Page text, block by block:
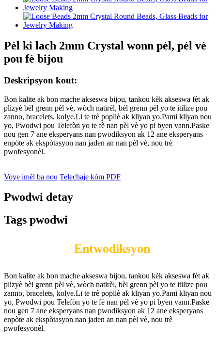
Pèl ki lach 2mm Crystal wonn pèl, pèl vè
pou fè bijou
Deskripsyon kout:
Bon kalite ak bon mache akseswa bijou, tankou kèk akseswa fèt ak
plizyè bèl grenn pèl vè, wòch natirèl, bèl grenn pèl yo te itilize pou
zanno, bracelets, kolye.Li te trè popilè ak kliyan yo.Pami kliyan nou
yo, Pwodwi pou Telefòn yo te fè nan pèl vè yo pi byen vann.Paske
nou gen 7 ane eksperyans nan pwodiksyon ak 12 ane eksperyans
enpòte ak ekspòtasyon nan jaden an nan pèl vè, nou trè
pwofesyonèl.
Voye imèl ba nou Telechaje kòm PDF
Pwodwi detay
Tags pwodwi
Entwodiksyon
Bon kalite ak bon mache akseswa bijou, tankou kèk akseswa fèt ak
plizyè bèl grenn pèl vè, wòch natirèl, bèl grenn pèl yo te itilize pou
zanno, bracelets, kolye.Li te trè popilè ak kliyan yo.Pami kliyan nou
yo, Pwodwi pou Telefòn yo te fè nan pèl vè yo pi byen vann.Paske
nou gen 7 ane eksperyans nan pwodiksyon ak 12 ane eksperyans
enpòte ak ekspòtasyon nan jaden an nan pèl vè, nou trè
pwofesyonèl.